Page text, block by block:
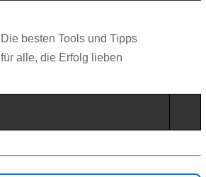
Die besten Tools und Tipps
für alle, die Erfolg lieben